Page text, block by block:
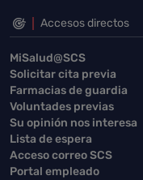
Accesos directos
MiSalud@SCS
Solicitar cita previa
Farmacias de guardia
Voluntades previas
Su opinión nos interesa
Lista de espera
Acceso correo SCS
Portal empleado